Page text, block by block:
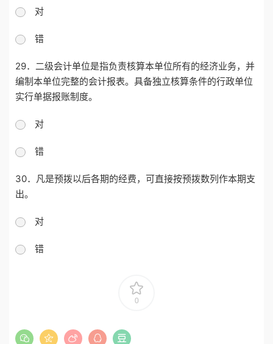
对
错
29．二级会计单位是指负责核算本单位所有的经济业务，并
编制本单位完整的会计报表。具备独立核算条件的行政单位
实行单据报账制度。
对
错
30．凡是预拨以后各期的经费，可直接按预拨数列作本期支
出。
对
错
0